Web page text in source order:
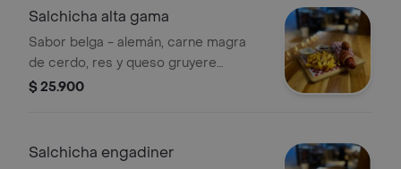
Salchicha alta gama
Sabor belga - alemán, carne magra
de cerdo, res y queso gruyere
acompañada de especias naturales,
$ 25.900
Salchicha engadiner